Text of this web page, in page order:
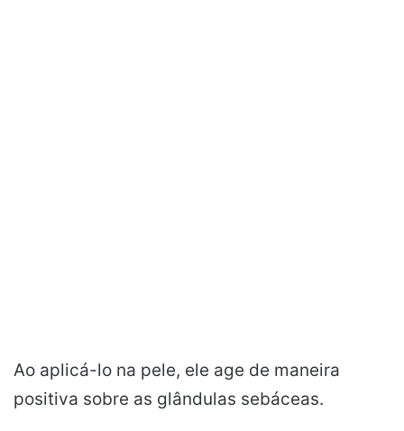
Ao aplicá-lo na pele, ele age de maneira
positiva sobre as glândulas sebáceas.